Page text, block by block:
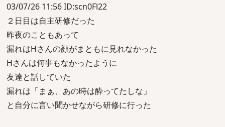
03/07/26 11:56 ID:scn0Fl22
２日目は自主研修だった
昨夜のこともあって
漏れはHさんの顔がまともに見れなかった
Hさんは何事もなかったように
友達と話していた
漏れは「まぁ、あの時は酔ってたしな」
と自分に言い聞かせながら研修に行った